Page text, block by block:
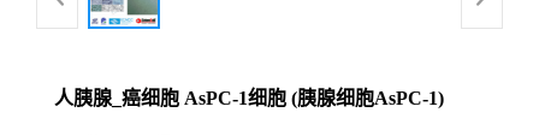
人胰腺_癌细胞 AsPC-1细胞 (胰腺细胞AsPC-1)